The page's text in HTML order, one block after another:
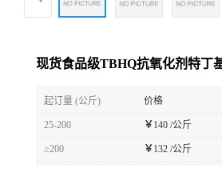
现货食品级TBHQ抗氧化剂特丁
起订量 (公斤) 价格
25-200 ￥ 140 /公斤
≥200 ￥ 132 /公斤